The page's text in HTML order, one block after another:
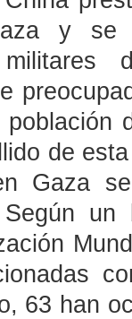
y se
de
Gaza
un
63 han